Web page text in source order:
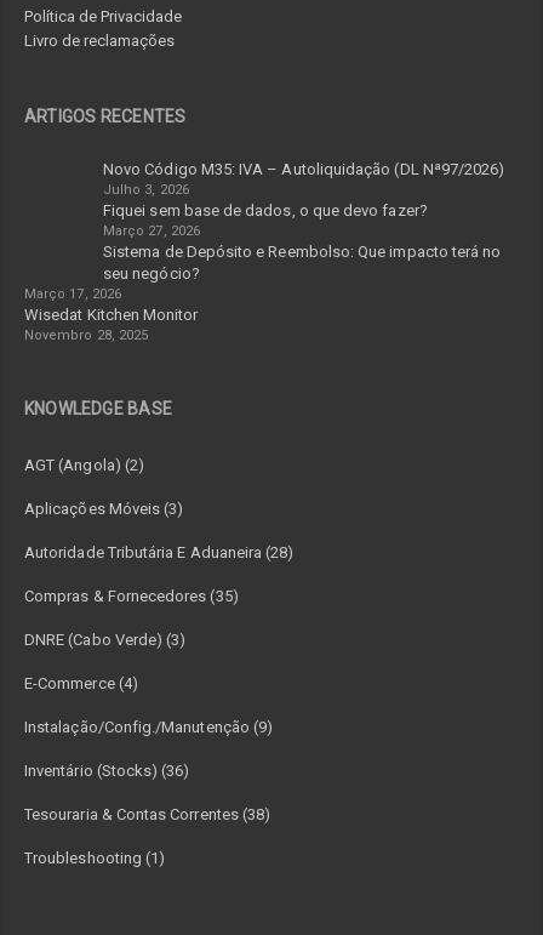
Política de Privacidade
Livro de reclamações
ARTIGOS RECENTES
Novo Código M35: IVA – Autoliquidação (DL Nª97/2026)
Julho 3, 2026
Fiquei sem base de dados, o que devo fazer?
Março 27, 2026
Sistema de Depósito e Reembolso: Que impacto terá no
seu negócio?
Março 17, 2026
Wisedat Kitchen Monitor
Novembro 28, 2025
KNOWLEDGE BASE
AGT (Angola) (2)
Aplicações Móveis (3)
Autoridade Tributária E Aduaneira (28)
Compras & Fornecedores (35)
DNRE (Cabo Verde) (3)
E-Commerce (4)
Instalação/Config./Manutenção (9)
Inventário (Stocks) (36)
Tesouraria & Contas Correntes (38)
Troubleshooting (1)